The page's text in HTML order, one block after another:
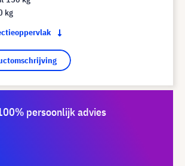
kg
persoonlijk advies